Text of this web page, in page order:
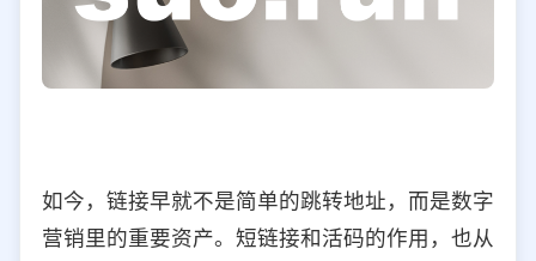
如今，链接早就不是简单的跳转地址，而是数字
营销里的重要资产。短链接和活码的作用，也从